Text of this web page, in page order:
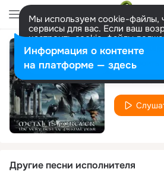
Мы используем cookie-файлы,
сервисы для вас. Если ваш
настроить cookie-файлы
представитель. Больше
Разрешить все Настроить
Primal Fear
Другие песни исполнителя
Информация о контенте
на платформе — здесь